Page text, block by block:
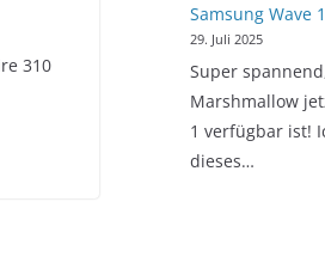
310
Samsung Wave
29. Juli 2025
Super
Marshmallow
1 verfügbar ist!
dieses…